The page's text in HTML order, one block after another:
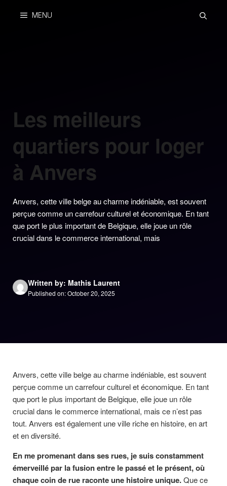
MENU
Les meilleurs
quartiers pour loger
à Anvers
Anvers, cette ville belge au charme indéniable, est souvent
perçue comme un carrefour culturel et économique. En tant
que port le plus important de Belgique, elle joue un rôle
crucial dans le commerce international, mais
Written by: Mathis Laurent
Published on: October 20, 2025
Anvers, cette ville belge au charme indéniable, est souvent
perçue comme un carrefour culturel et économique. En tant
que port le plus important de Belgique, elle joue un rôle
crucial dans le commerce international, mais ce n’est pas
tout. Anvers est également une ville riche en histoire, en art
et en diversité.
En me promenant dans ses rues, je suis constamment
émerveillé par la fusion entre le passé et le présent, où
chaque coin de rue raconte une histoire unique.Que ce